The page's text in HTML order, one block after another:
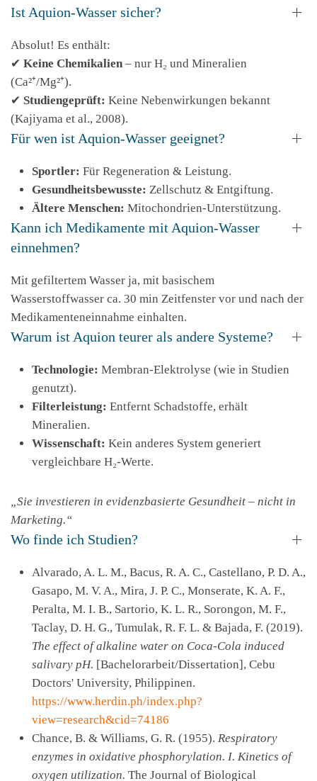
Ist Aquion-Wasser sicher?
Absolut! Es enthält:
✔ Keine Chemikalien – nur H₂ und Mineralien
(Ca²⁺/Mg²⁺).
✔ Studiengeprüft: Keine Nebenwirkungen bekannt
(Kajiyama et al., 2008).
Für wen ist Aquion-Wasser geeignet?
Sportler: Für Regeneration & Leistung.
Gesundheitsbewusste: Zellschutz & Entgiftung.
Ältere Menschen: Mitochondrien-Unterstützung.
Kann ich Medikamente mit Aquion-Wasser
einnehmen?
Mit gefiltertem Wasser ja, mit basischem
Wasserstoffwasser ca. 30 min Zeitfenster vor und nach der
Medikamenteneinnahme einhalten.
Warum ist Aquion teurer als andere Systeme?
Technologie: Membran-Elektrolyse (wie in Studien
genutzt).
Filterleistung: Entfernt Schadstoffe, erhält
Mineralien.
Wissenschaft: Kein anderes System generiert
vergleichbare H₂-Werte.
„Sie investieren in evidenzbasierte Gesundheit – nicht in
Marketing.“
Wo finde ich Studien?
Alvarado, A. L. M., Bacus, R. A. C., Castellano, P. D. A.,
Gasapo, M. V. A., Mira, J. P. C., Monserate, K. A. F.,
Peralta, M. I. B., Sartorio, K. L. R., Sorongon, M. F.,
Taclay, D. H. G., Tumulak, R. F. L. & Bajada, F. (2019).
The effect of alkaline water on Coca-Cola induced
salivary pH. [Bachelorarbeit/Dissertation], Cebu
Doctors' University, Philippinen.
https://www.herdin.ph/index.php?
view=research&cid=74186
Chance, B. & Williams, G. R. (1955). Respiratory
enzymes in oxidative phosphorylation. I. Kinetics of
oxygen utilization. The Journal of Biological